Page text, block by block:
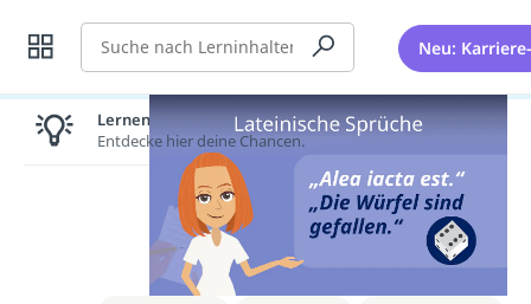
Suche Neu:
Lernen lohnt sich!
Entdecke hier deine Chancen.